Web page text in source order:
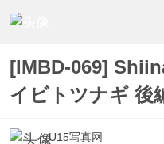
[IMBD-069]
イビトツナギ 後
U15写真网